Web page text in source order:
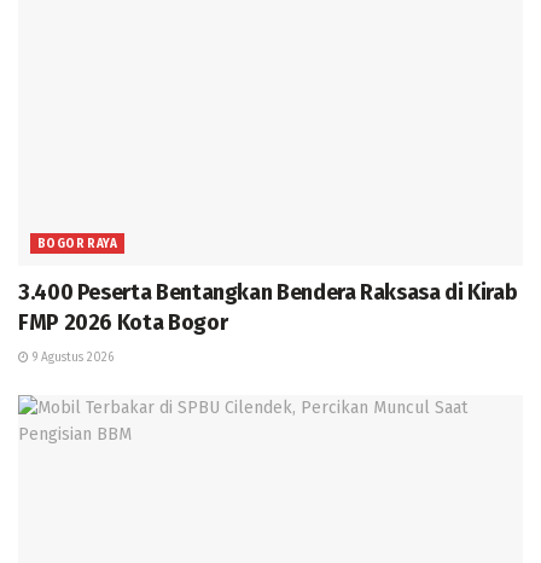
BOGOR RAYA
3.400 Peserta Bentangkan Bendera Raksasa di Kirab
FMP 2026 Kota Bogor
9 Agustus 2026